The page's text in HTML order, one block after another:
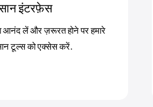
इंटरफ़ेस
आनंद लें और ज़रूरत होने पर हमारे
टूल्स को एक्सेस करें.